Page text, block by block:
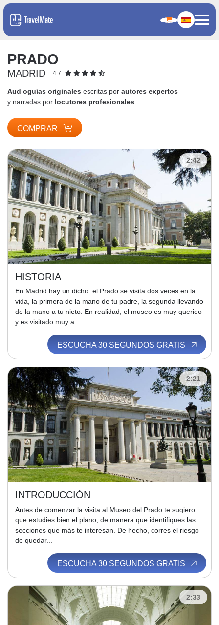
PRADO
MADRID 4.7
Audioguías originales escritas por autores expertos
y narradas por locutores profesionales
COMPRAR
2:42
HISTORIA
En Madrid hay un dicho: el Prado se visita dos veces en la
vida, la primera de la mano de tu padre, la segunda llevando
de la mano a tu nieto. En realidad, el museo es muy querido
y es visitado muy a...
ESCUCHA 30 SEGUNDOS GRATIS
2:21
INTRODUCCIÓN
Antes de comenzar la visita al Museo del Prado te sugiero
que estudies bien el plano, de manera que identifiques las
secciones que más te interesan. De hecho, corres el riesgo
de quedar...
ESCUCHA 30 SEGUNDOS GRATIS
2:33